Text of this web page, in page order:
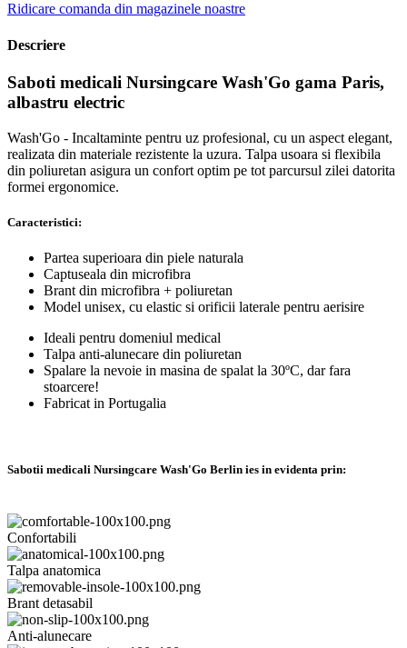
Ridicare comanda din magazinele noastre
Descriere
Saboti medicali Nursingcare Wash'Go gama Paris,
albastru electric
Wash'Go - Incaltaminte pentru uz profesional, cu un aspect elegant,
realizata din materiale rezistente la uzura. Talpa usoara si flexibila
din poliuretan asigura un confort optim pe tot parcursul zilei datorita
formei ergonomice.
Caracteristici:
Partea superioara din piele naturala
Captuseala din microfibra
Brant din microfibra + poliuretan
Model unisex, cu elastic si orificii laterale pentru aerisire
Ideali pentru domeniul medical
Talpa anti-alunecare din poliuretan
Spalare la nevoie in masina de spalat la 30ºC, dar fara
stoarcere!
Fabricat in Portugalia
Sabotii medicali Nursingcare Wash'Go Berlin ies in evidenta prin:
Confortabili
Talpa anatomica
Brant detasabil
Anti-alunecare